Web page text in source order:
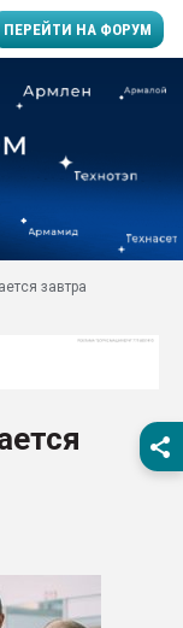
ПЕРЕЙТИ НА ФОРУМ
производство SPC
заводу пластмасс"
Помощь в подборе
Вакуум-формовочные
первый план в
бутылок
завтра